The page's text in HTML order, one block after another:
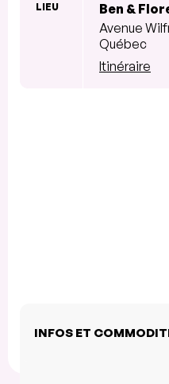
LIEU
Ben &
Avenue
Québec
Itinéraire
INFOS ET